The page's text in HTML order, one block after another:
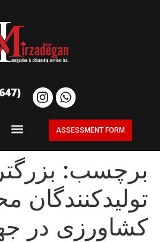
(647) 984 6477
ASSESSMENT FORM
برچسب:
تولیدکنندگان
کشاورزی در